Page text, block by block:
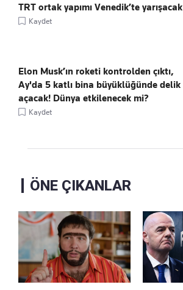
TRT ortak yapımı Venedik’te yarışacak
Kaydet
Elon Musk’ın roketi kontrolden çıktı,
Ay'da 5 katlı bina büyüklüğünde delik
açacak! Dünya etkilenecek mi?
Kaydet
ÖNE ÇIKANLAR